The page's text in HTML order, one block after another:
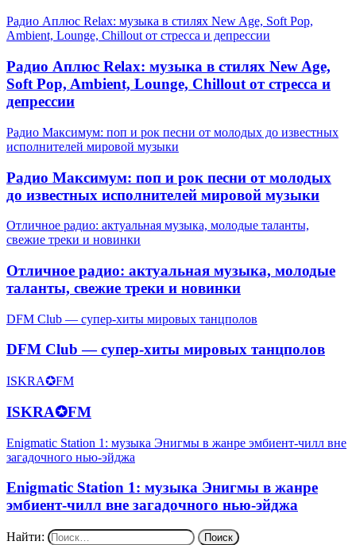
Радио Аплюс Relax: музыка в стилях New Age, Soft Pop,
Ambient, Lounge, Chillout от стресса и депрессии
Радио Аплюс Relax: музыка в стилях New Age,
Soft Pop, Ambient, Lounge, Chillout от стресса и
депрессии
Радио Максимум: поп и рок песни от молодых до известных
исполнителей мировой музыки
Радио Максимум: поп и рок песни от молодых
до известных исполнителей мировой музыки
Отличное радио: актуальная музыка, молодые таланты,
свежие треки и новинки
Отличное радио: актуальная музыка, молодые
таланты, свежие треки и новинки
DFM Club — супер-хиты мировых танцполов
DFM Club — супер-хиты мировых танцполов
ISKRA✪FM
ISKRA✪FM
Enigmatic Station 1: музыка Энигмы в жанре эмбиент-чилл вне
загадочного нью-эйджа
Enigmatic Station 1: музыка Энигмы в жанре
эмбиент-чилл вне загадочного нью-эйджа
Найти: